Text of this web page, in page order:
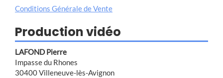
Conditions Générale de Vente
Production vidéo
LAFOND Pierre
Impasse du Rhones
30400 Villeneuve-lès-Avignon